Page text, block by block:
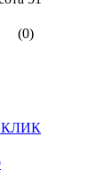
(0)
КЛИК